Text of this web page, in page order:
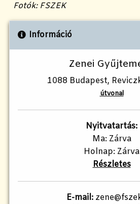
Fotók: FSZEK
Információ
Zenei
1088 Budapest,
útvonal
Nyitvatartás:
Ma: Zárva
Holnap: Zárva
Részletes
E-mail: